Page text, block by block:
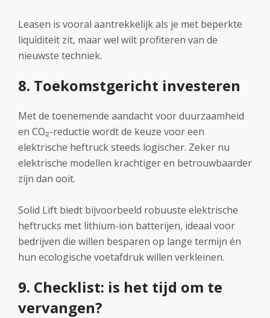
Leasen is vooral aantrekkelijk als je met beperkte
liquiditeit zit, maar wel wilt profiteren van de
nieuwste techniek.
8. Toekomstgericht investeren
Met de toenemende aandacht voor duurzaamheid
en CO₂-reductie wordt de keuze voor een
elektrische heftruck steeds logischer. Zeker nu
elektrische modellen krachtiger en betrouwbaarder
zijn dan ooit.
Solid Lift biedt bijvoorbeeld robuuste elektrische
heftrucks met lithium-ion batterijen, ideaal voor
bedrijven die willen besparen op lange termijn én
hun ecologische voetafdruk willen verkleinen.
9. Checklist: is het tijd om te
vervangen?